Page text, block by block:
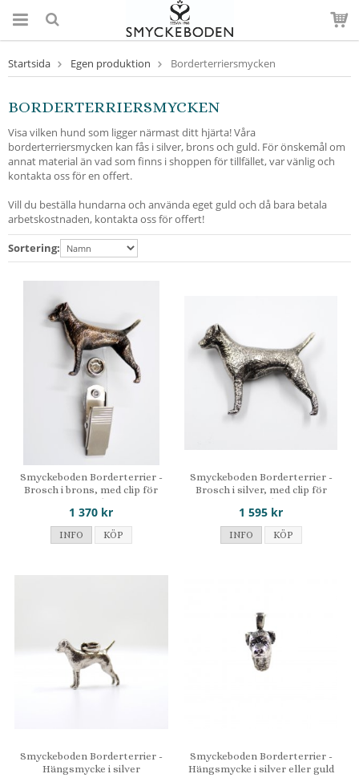
Startsida Egen produktion Borderterriersmycken
BORDERTERRIERSMYCKEN
Visa vilken hund som ligger närmast ditt hjärta! Våra
borderterriersmycken kan fås i silver, brons och guld. För önskemål om
annat material än vad som finns i shoppen för tillfället, var vänlig och
kontakta oss för en offert.
Vill du beställa hundarna och använda eget guld och då bara betala
arbetskostnaden, kontakta oss för offert!
Sortering:
Smyckeboden Borderterrier -
Brosch i brons, med clip för
nummerlapp
1 370 kr
INFO KÖP
Smyckeboden Borderterrier -
Brosch i silver, med clip för
nummerlapp
1 595 kr
INFO KÖP
Smyckeboden Borderterrier -
Hängsmycke i silver
Smyckeboden Borderterrier -
Hängsmycke i silver eller guld